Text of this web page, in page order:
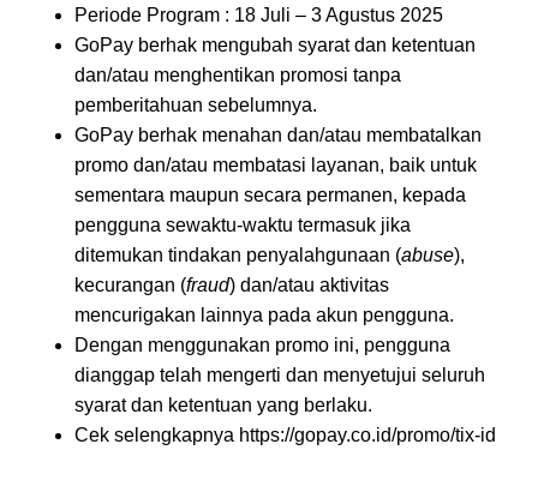
Periode Program : 18 Juli – 3 Agustus 2025
GoPay berhak mengubah syarat dan ketentuan
dan/atau menghentikan promosi tanpa
pemberitahuan sebelumnya.
GoPay berhak menahan dan/atau membatalkan
promo dan/atau membatasi layanan, baik untuk
sementara maupun secara permanen, kepada
pengguna sewaktu-waktu termasuk jika
ditemukan tindakan penyalahgunaan (abuse),
kecurangan (fraud) dan/atau aktivitas
mencurigakan lainnya pada akun pengguna.
Dengan menggunakan promo ini, pengguna
dianggap telah mengerti dan menyetujui seluruh
syarat dan ketentuan yang berlaku.
Cek selengkapnya https://gopay.co.id/promo/tix-id